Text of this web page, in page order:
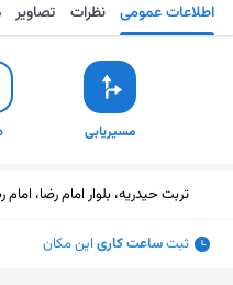
مسیریابی ذخیره اطلاعات عمومی نظرات تصاویر
مسیریابی
تربت حیدریه، بلوار امام رضا، امام
ثبتساعت کاری این مکان